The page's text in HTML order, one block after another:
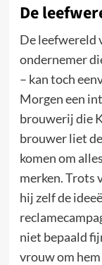
De
De leefwereld
ondernemer
– kan toch
Morgen een
brouwerij die
brouwer liet
komen om
merken. Trots
hij zelf de
niet bepaald
vrouw om